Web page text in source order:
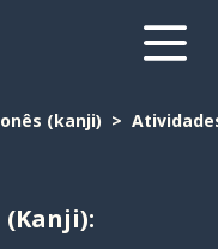
(kanji)